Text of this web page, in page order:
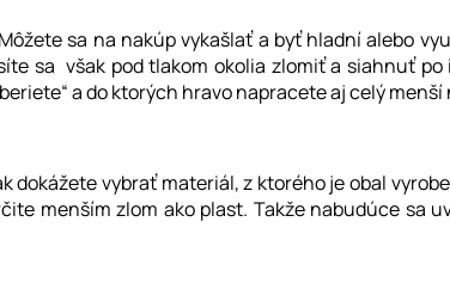
sa na nakúp vykašlať a byť hladní alebo
sa však pod tlakom okolia zlomiť a siahnuť
a do ktorých hravo napracete aj celý menší
dokážete vybrať materiál, z ktorého je obal
menším zlom ako plast. Takže nabudúce sa